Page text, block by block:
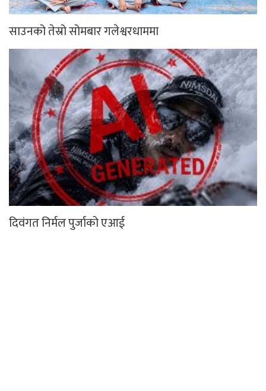
साउनको तेस्रो सोमबार गलेश्वरधाममा
दिवंगत निर्मल पुर्जाको एआई